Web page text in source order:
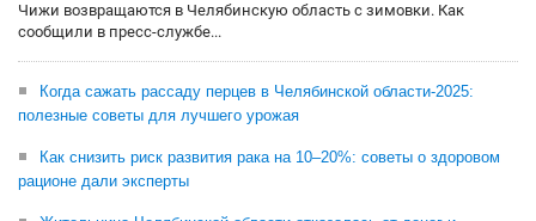
Чижи возвращаются в Челябинскую область с зимовки. Как
сообщили в пресс-службе...
Когда сажать рассаду перцев в Челябинской области-2025:
полезные советы для лучшего урожая
Как снизить риск развития рака на 10–20%: советы о здоровом
рационе дали эксперты